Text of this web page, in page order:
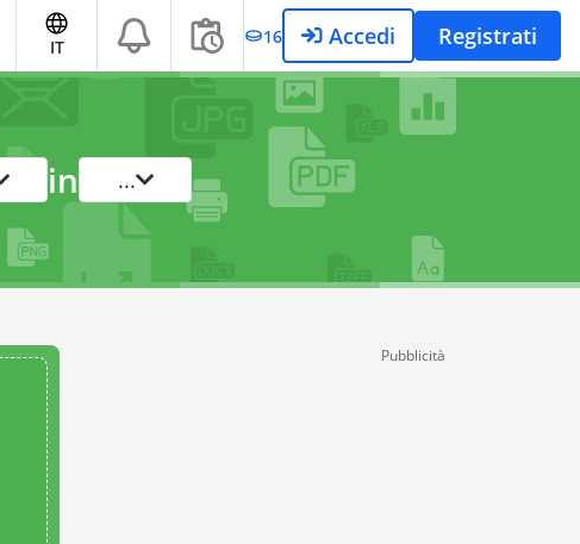
IT 16 Accedi Registrati
in ...
Pubblicità